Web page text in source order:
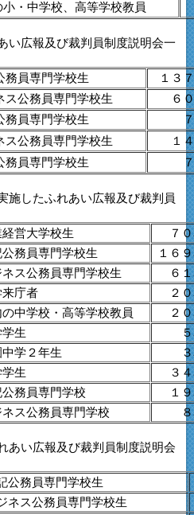
・中学校、高等学校教員
い広報及び裁判員制度説明会一
務員専門学校生
１３
ス公務員専門学校生
６
務員専門学校生
ス公務員専門学校生
１
務員専門学校生
施したふれあい広報及び裁判員
営大学校生
７
務員専門学校生
１６
ス公務員専門学校生
６
庁者
２
中学校・高等学校教員
２
生
学２年生
生
３
務員専門学校
１
ス公務員専門学校
あい広報及び裁判員制度説明会
公務員専門学校生
ネス公務員専門学校生